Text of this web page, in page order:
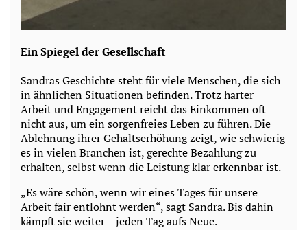
Ein Spiegel der Gesellschaft
Sandras Geschichte steht für viele Menschen, die sich
in ähnlichen Situationen befinden. Trotz harter
Arbeit und Engagement reicht das Einkommen oft
nicht aus, um ein sorgenfreies Leben zu führen. Die
Ablehnung ihrer Gehaltserhöhung zeigt, wie schwierig
es in vielen Branchen ist, gerechte Bezahlung zu
erhalten, selbst wenn die Leistung klar erkennbar ist.
„Es wäre schön, wenn wir eines Tages für unsere
Arbeit fair entlohnt werden“, sagt Sandra. Bis dahin
kämpft sie weiter – jeden Tag aufs Neue.